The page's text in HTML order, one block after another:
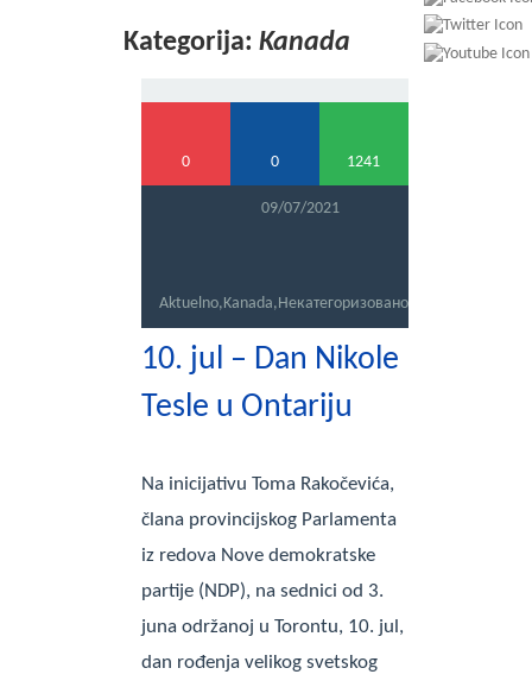
KONTAKT
IMPRESUM
PRETRAGA
Kategorija: Kanada
0 0 1241
09/07/2021
Aktuelno,Kanada,Некатегоризовано
10. jul – Dan Nikole
Tesle u Ontariju
Na inicijativu Toma Rakočevića,
člana provincijskog Parlamenta
iz redova Nove demokratske
partije (NDP), na sednici od 3.
juna održanoj u Torontu, 10. jul,
dan rođenja velikog svetskog